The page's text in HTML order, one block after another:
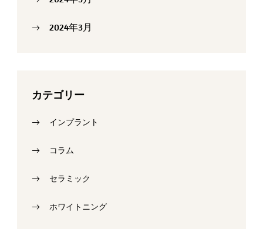
2024年3月
カテゴリー
インプラント
コラム
セラミック
ホワイトニング